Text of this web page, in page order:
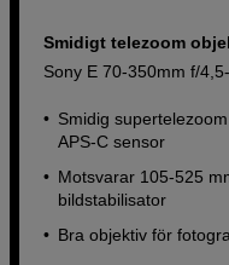
Smidigt telezoom
Sony E 70-350mm f/
Smidig
APS-C sensor
Motsvarar 105-525
bildstabilisator
Bra objektiv för